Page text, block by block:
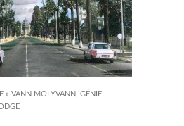
» VANN MOLYVANN, GÉNIE-